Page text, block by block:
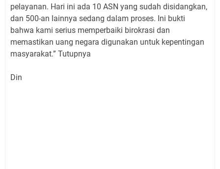
pelayanan. Hari ini ada 10 ASN yang sudah disidangkan,
dan 500-an lainnya sedang dalam proses. Ini bukti
bahwa kami serius memperbaiki birokrasi dan
memastikan uang negara digunakan untuk kepentingan
masyarakat.” Tutupnya
Din